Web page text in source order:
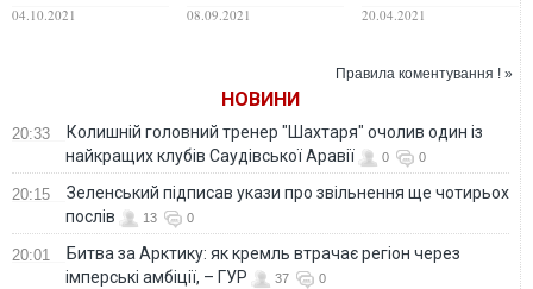
территорий и
прикрытия?
04.10.2021
министерских
кресел? Тоже мне
08.09.2021
чтобы Украина
была нашей
20.04.2021
Правила коментування ! »
НОВИНИ
20:33
Колишній головний тренер "Шахтаря" очолив один із
найкращих клубів Саудівської Аравії
0 0
20:15
Зеленський підписав укази про звільнення ще чотирьох
послів
13 0
20:01
Битва за Арктику: як кремль втрачає регіон через
імперські амбіції, – ГУР
37 0